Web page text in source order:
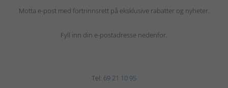
Motta e-post med fortrinnsrett på eksklusive rabatter og nyheter.
Fyll inn din e-postadresse nedenfor.
Tel: 69 21 10 95